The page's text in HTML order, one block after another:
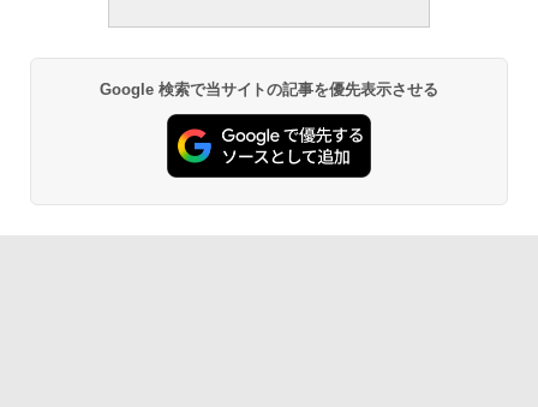
Google 検索で当サイトの記事を優先表示させる